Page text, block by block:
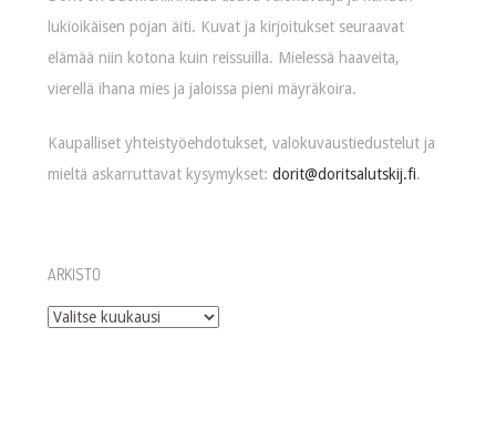
lukioikäisen pojan äiti. Kuvat ja kirjoitukset seuraavat
elämää niin kotona kuin reissuilla. Mielessä haaveita,
vierellä ihana mies ja jaloissa pieni mäyräkoira.
Kaupalliset yhteistyöehdotukset, valokuvaustiedustelut ja
mieltä askarruttavat kysymykset:dorit@doritsalutskij.fi.
ARKISTO
Arkisto